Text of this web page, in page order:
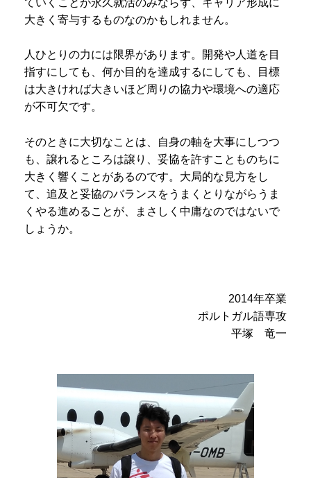
大きく寄与するものなのかもしれません。
人ひとりの力には限界があります。開発や人道を目
指すにしても、何か目的を達成するにしても、目標
は大きければ大きいほど周りの協力や環境への適応
が不可欠です。
そのときに大切なことは、自身の軸を大事にしつつ
も、譲れるところは譲り、妥協を許すことものちに
大きく響くことがあるのです。大局的な見方をし
て、追及と妥協のバランスをうまくとりながらうま
くやる進めることが、まさしく中庸なのではないで
しょうか。
2014年卒業
ポルトガル語専攻
平塚 竜一